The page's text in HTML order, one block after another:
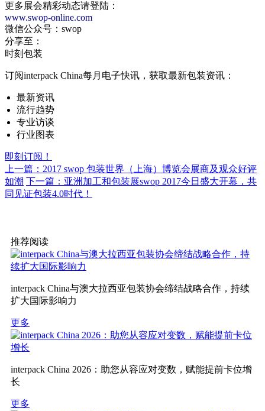
更多展会精彩动态请登陆：
www.swop-online.com
微信公众号：swop
分享至：
时刻包装
订阅interpack China每月电子快讯，获取最新包装资讯：
最新资讯
流行趋势
专业访谈
行业图表
即刻订阅！
上一篇：2017 swop 包装世界（上海）博览会展商及观众好评
如潮 下一篇：亚洲加工和包装展swop 2017今日盛大开幕，共
同见证包装4.0时代！
推荐阅读
interpack China与澳大拉西亚包装协会缔结战略合作，持续
扩大国际影响力
更多
interpack China 2026：助您从容应对变数，赋能提前卡位增
长
更多